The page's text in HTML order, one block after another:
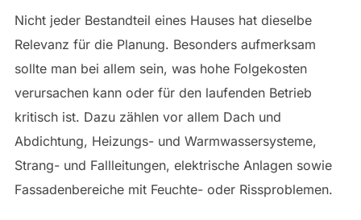
Nicht jeder Bestandteil eines Hauses hat dieselbe
Relevanz für die Planung. Besonders aufmerksam
sollte man bei allem sein, was hohe Folgekosten
verursachen kann oder für den laufenden Betrieb
kritisch ist. Dazu zählen vor allem Dach und
Abdichtung, Heizungs- und Warmwassersysteme,
Strang- und Fallleitungen, elektrische Anlagen sowie
Fassadenbereiche mit Feuchte- oder Rissproblemen.